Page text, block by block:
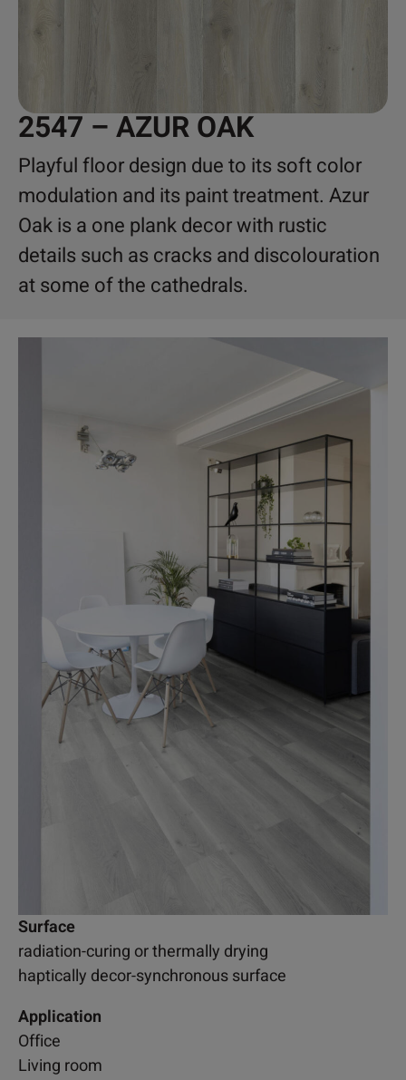
2547 – AZUR OAK
Playful floor design due to its soft color
modulation and its paint treatment. Azur
Oak is a one plank decor with rustic
details such as cracks and discolouration
at some of the cathedrals.
Surface
radiation-curing or thermally drying
haptically decor-synchronous surface
Application
Office
Living room